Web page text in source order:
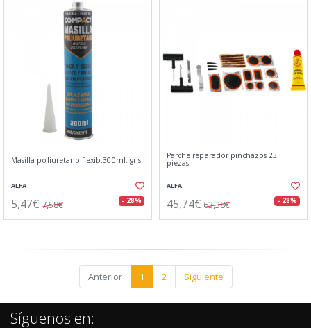
Masilla poliuretano flexib.300ml. gris
ALFA
5,47€ 7,58€ - 28%
Parche reparador pinchazos 23
piezas
ALFA
45,74€ 63,38€ - 28%
Anterior 1 2 Siguiente
Síguenos en: